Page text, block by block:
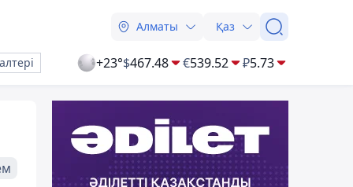
Алматы Қаз
+23°$467.48 €539.52 ₽5.73